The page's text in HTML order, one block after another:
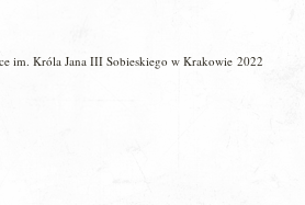
im. Króla Jana III Sobieskiego w Krakowie 2022